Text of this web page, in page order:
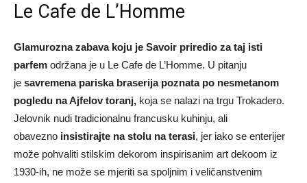
Le Cafe de L’Homme
Glamurozna zabava koju je Savoir priredio za taj isti
parfem održana je u Le Cafe de L’Homme. U pitanju
je savremena pariska braserija poznata po nesmetanom
pogledu na Ajfelov toranj, koja se nalazi na trgu Trokadero.
Jelovnik nudi tradicionalnu francusku kuhinju, ali
obavezno insistirajte na stolu na terasi, jer iako se enterijer
može pohvaliti stilskim dekorom inspirisanim art dekoom iz
1930-ih, ne može se mjeriti sa spoljnim i veličanstvenim